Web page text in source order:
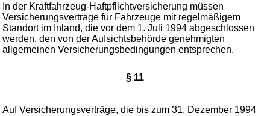
In der Kraftfahrzeug-Haftpflichtversicherung müssen
Versicherungsverträge für Fahrzeuge mit regelmäßigem
Standort im Inland, die vor dem 1. Juli 1994 abgeschlossen
werden, den von der Aufsichtsbehörde genehmigten
allgemeinen Versicherungsbedingungen entsprechen.
§ 11
Auf Versicherungsverträge, die bis zum 31. Dezember 1994